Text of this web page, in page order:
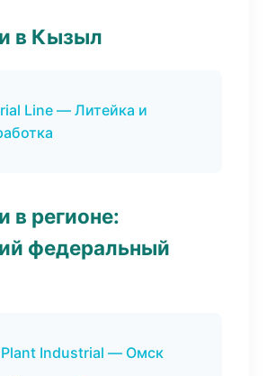
в Кызыл
Line — Литейка и
в регионе:
федеральный
Industrial — Омск